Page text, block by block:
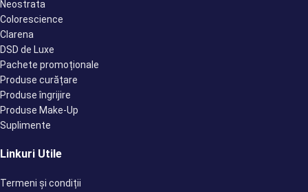
Neostrata
Colorescience
Clarena
DSD de Luxe
Pachete promoționale
Produse curățare
Produse îngrijire
Produse Make-Up
Suplimente
Linkuri Utile
Termeni și condiții